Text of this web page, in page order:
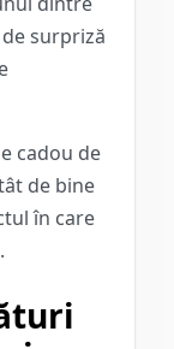
surpriză
cadou de
de bine
în care